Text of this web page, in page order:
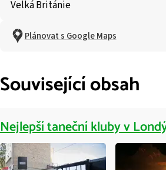
Velká Británie
Plánovat s Google Maps
Související obsah
Nejlepší taneční kluby v